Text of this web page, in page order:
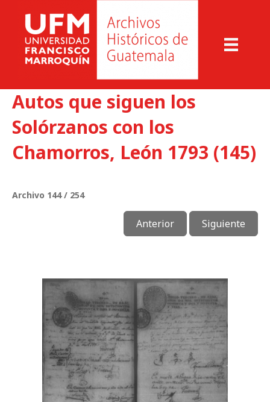
Autos que siguen los
Solórzanos con los
Chamorros, León 1793 (145)
Archivo 144 / 254
Anterior Siguiente